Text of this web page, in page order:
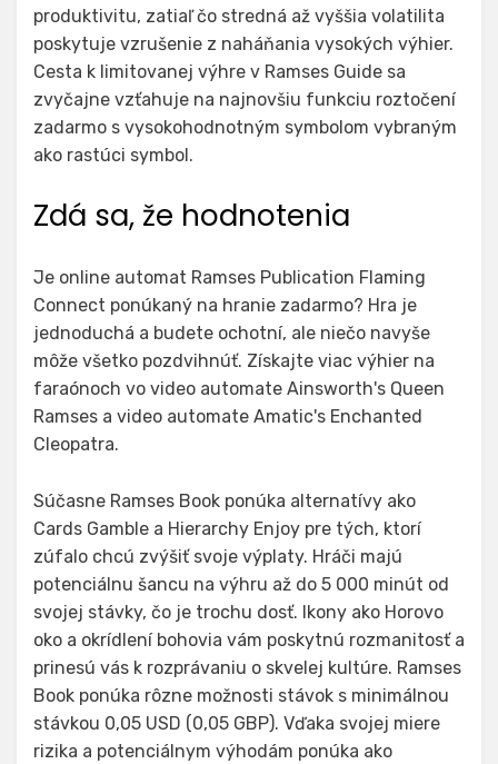
produktivitu, zatiaľ čo stredná až vyššia volatilita
poskytuje vzrušenie z naháňania vysokých výhier.
Cesta k limitovanej výhre v Ramses Guide sa
zvyčajne vzťahuje na najnovšiu funkciu roztočení
zadarmo s vysokohodnotným symbolom vybraným
ako rastúci symbol.
Zdá sa, že hodnotenia
Je online automat Ramses Publication Flaming
Connect ponúkaný na hranie zadarmo? Hra je
jednoduchá a budete ochotní, ale niečo navyše
môže všetko pozdvihnúť. Získajte viac výhier na
faraónoch vo video automate Ainsworth's Queen
Ramses a video automate Amatic's Enchanted
Cleopatra.
Súčasne Ramses Book ponúka alternatívy ako
Cards Gamble a Hierarchy Enjoy pre tých, ktorí
zúfalo chcú zvýšiť svoje výplaty. Hráči majú
potenciálnu šancu na výhru až do 5 000 minút od
svojej stávky, čo je trochu dosť. Ikony ako Horovo
oko a okrídlení bohovia vám poskytnú rozmanitosť a
prinesú vás k rozprávaniu o skvelej kultúre. Ramses
Book ponúka rôzne možnosti stávok s minimálnou
stávkou 0,05 USD (0,05 GBP). Vďaka svojej miere
rizika a potenciálnym výhodám ponúka ako